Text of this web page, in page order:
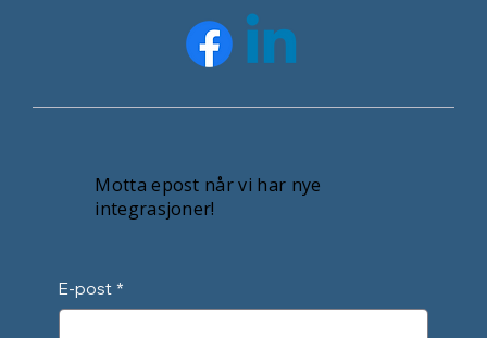
Motta epost når vi har nye
integrasjoner!
E-post *